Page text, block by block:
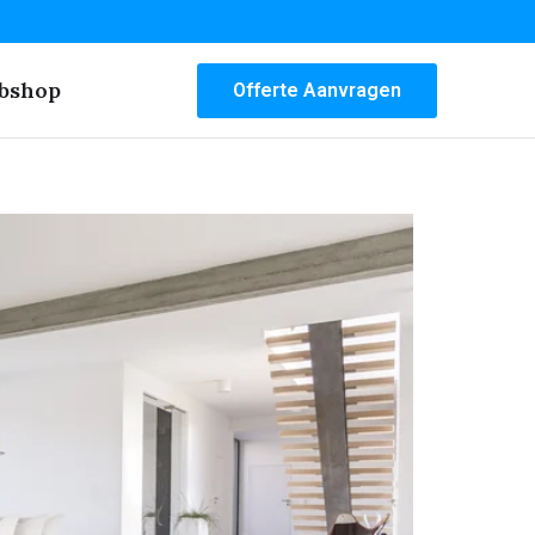
Offerte Aanvragen